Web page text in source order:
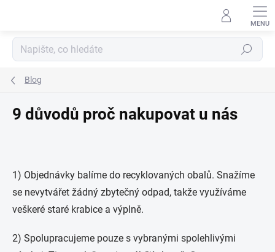
Hledat
Blog
9 důvodů proč nakupovat u nás
1) Objednávky balíme do recyklovaných obalů. Snažíme
se nevytvářet žádný zbytečný odpad, takže využíváme
veškeré staré krabice a výplně.
2) Spolupracujeme pouze s vybranými spolehlivými